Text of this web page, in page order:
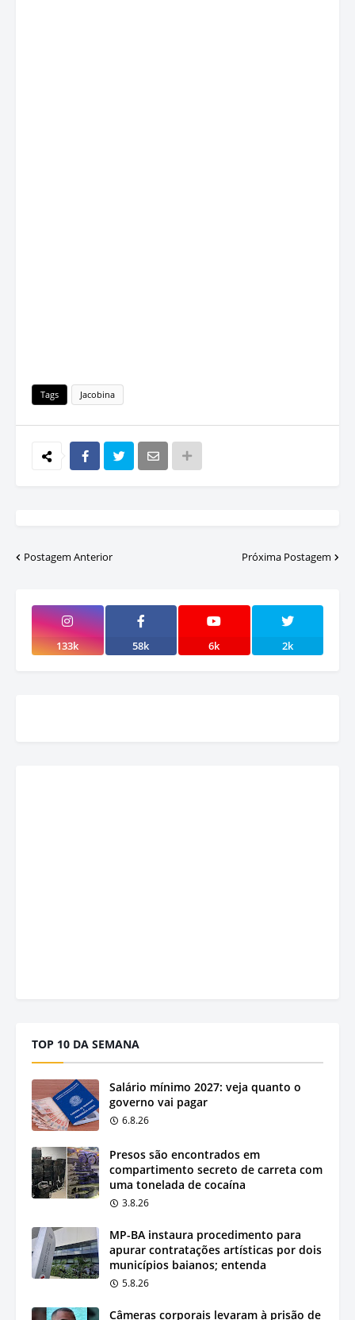
Tags Jacobina
Postagem Anterior Próxima Postagem
133k 58k 6k 2k
TOP 10 DA SEMANA
Salário mínimo 2027: veja quanto o
governo vai pagar
6.8.26
Presos são encontrados em
compartimento secreto de carreta com
uma tonelada de cocaína
3.8.26
MP-BA instaura procedimento para
apurar contratações artísticas por dois
municípios baianos; entenda
5.8.26
Câmeras corporais levaram à prisão de